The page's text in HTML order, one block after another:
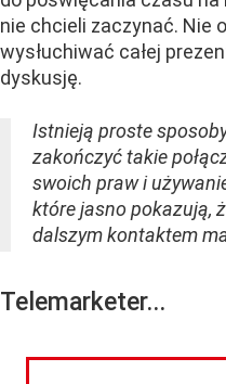
nie chcieli zaczynać. Nie
wysłuchiwać całej
dyskusję.
Istnieją proste
zakończyć takie
swoich praw i
które jasno pokazują,
dalszym kontaktem
Telemarketer...